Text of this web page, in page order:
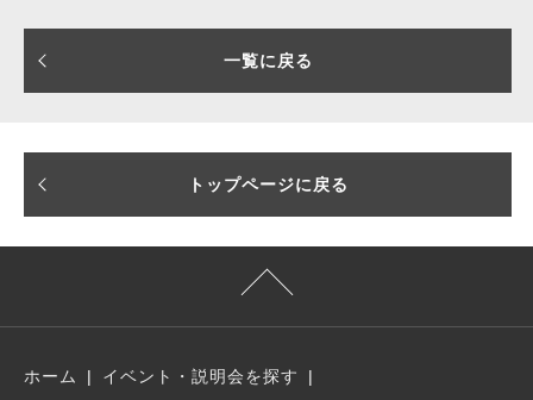
一覧に戻る
トップページに戻る
ホーム
イベント・説明会を探す